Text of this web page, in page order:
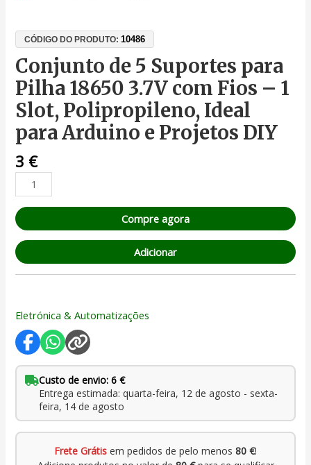
CÓDIGO DO PRODUTO:10486
Conjunto de 5 Suportes para
Pilha 18650 3.7V com Fios – 1
Slot, Polipropileno, Ideal
para Arduino e Projetos DIY
3 €
Compre agora
Adicionar
Eletrónica & Automatizações
Custo de envio: 6 €
Entrega estimada: quarta-feira, 12 de agosto - sexta-
feira, 14 de agosto
Frete Grátis em pedidos de pelo menos 80 €!